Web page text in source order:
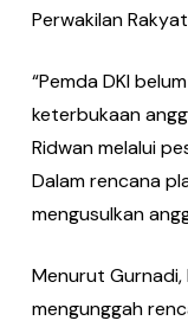
Perwakilan
“Pemda DKI
keterbukaan
Ridwan melalui
Dalam rencana
mengusulkan
Menurut
mengunggah